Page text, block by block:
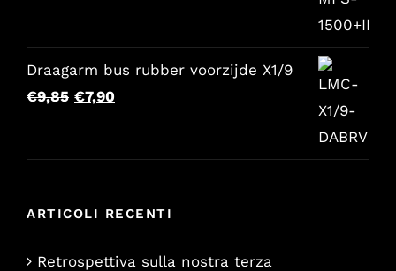
Draagarm bus rubber voorzijde X1/9
€9,85 Il
€7,90Il
ARTICOLI RECENTI
Retrospettiva sulla nostra terza